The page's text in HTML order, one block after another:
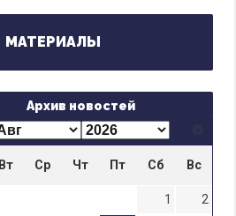
МАТЕРИАЛЫ
Архив новостей
Вт Ср Чт Пт Сб Вс
1
2